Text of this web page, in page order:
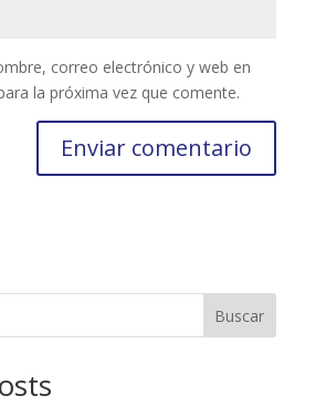
correo electrónico y web en
la próxima vez que comente.
Buscar